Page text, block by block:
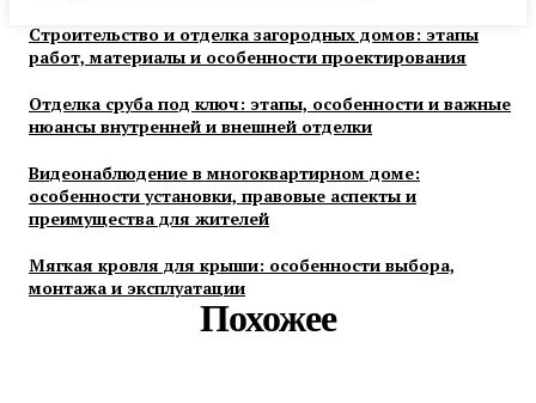
Строительство и отделка загородных домов: этапы
работ, материалы и особенности проектирования
Отделка сруба под ключ: этапы, особенности и важные
нюансы внутренней и внешней отделки
Видеонаблюдение в многоквартирном доме:
особенности установки, правовые аспекты и
преимущества для жителей
Мягкая кровля для крыши: особенности выбора,
монтажа и эксплуатации
Похожее